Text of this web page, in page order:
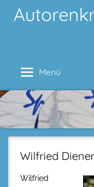
Inhalt
Menü
Wilfried Diener
Wilfried